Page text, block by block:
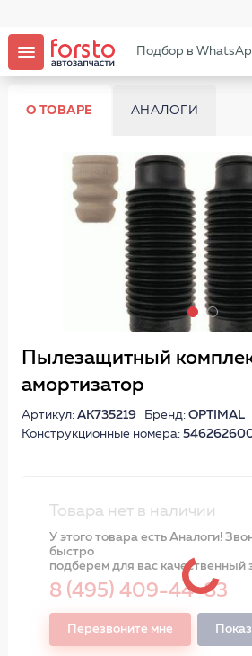
Подбор в
О ТОВАРЕ АНАЛОГИ
Пылезащитный
амортизатор
Артикул: AK735219Бренд: OPTIMAL
Конструкционные номера:
Товара нет в наличии
У этого товара есть Аналоги!
быстро
подберем для вас качественный
8 (495) 409-44-83
Перезвоните мне